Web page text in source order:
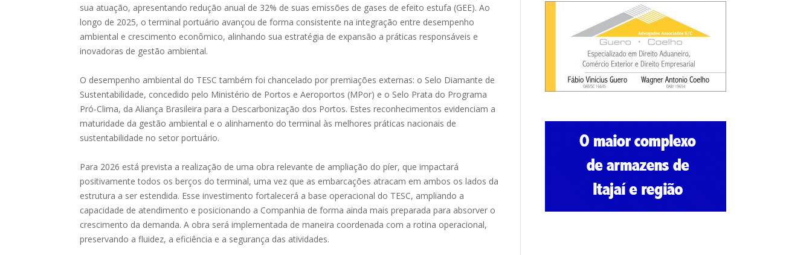
sua atuação, apresentando redução anual de 32% de suas emissões de gases de efeito estufa (GEE). Ao
longo de 2025, o terminal portuário avançou de forma consistente na integração entre desempenho
ambiental e crescimento econômico, alinhando sua estratégia de expansão a práticas responsáveis e
inovadoras de gestão ambiental.
O desempenho ambiental do TESC também foi chancelado por premiações externas: o Selo Diamante de
Sustentabilidade, concedido pelo Ministério de Portos e Aeroportos (MPor) e o Selo Prata do Programa
Pró-Clima, da Aliança Brasileira para a Descarbonização dos Portos. Estes reconhecimentos evidenciam a
maturidade da gestão ambiental e o alinhamento do terminal às melhores práticas nacionais de
sustentabilidade no setor portuário.
Para 2026 está prevista a realização de uma obra relevante de ampliação do píer, que impactará
positivamente todos os berços do terminal, uma vez que as embarcações atracam em ambos os lados da
estrutura a ser estendida. Esse investimento fortalecerá a base operacional do TESC, ampliando a
capacidade de atendimento e posicionando a Companhia de forma ainda mais preparada para absorver o
crescimento da demanda. A obra será implementada de maneira coordenada com a rotina operacional,
preservando a fluidez, a eficiência e a segurança das atividades.